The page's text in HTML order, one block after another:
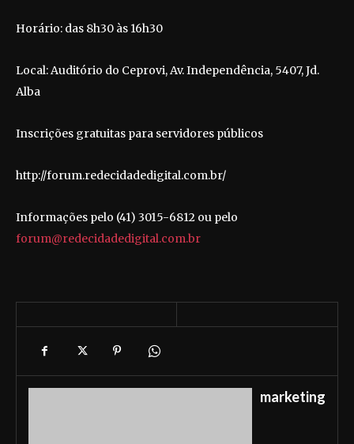
Horário: das 8h30 às 16h30
Local: Auditório do Ceprovi, Av. Independência, 5407, Jd.
Alba
Inscrições gratuitas para servidores públicos
http://forum.redecidadedigital.com.br/
Informações pelo (41) 3015-6812 ou pelo
forum@redecidadedigital.com.br
marketing